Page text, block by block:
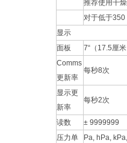
推荐使用干
对于低于350
显示
面板
7“（17.5厘
Comms
更新率
每秒8次
显示更
新率
每秒2次
读数
± 9999999
压力单
Pa, hPa,